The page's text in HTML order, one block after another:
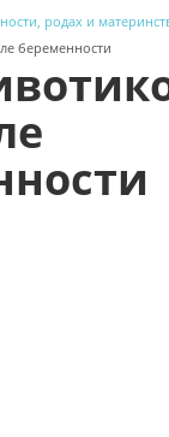
родах и
беременности